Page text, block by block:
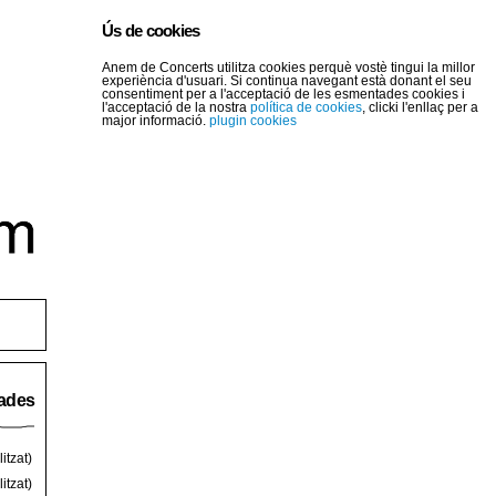
Ús de cookies
Anem de Concerts utilitza cookies perquè vostè tingui la millor
experiència d'usuari. Si continua navegant està donant el seu
consentiment per a l'acceptació de les esmentades cookies i
l'acceptació de la nostra política de cookies, clicki l'enllaç per a
major informació. plugin cookies